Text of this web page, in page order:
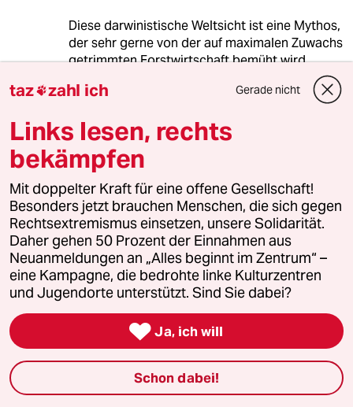
Diese darwinistische Weltsicht ist eine Mythos,
der sehr gerne von der auf maximalen Zuwachs
getrimmten Forstwirtschaft bemüht wird.
UBC/Canada, Entdeckerin des WoodWideWeb
Interview zu diesem Thema :
emergencemagazine....g-the-mother-tree/
Das Bäume keine Teamplayer sind ist eine
Aussage, wissenschaftlich widerlegt ist!
Sie unterstützen sich bei Bedarf gegenseitig,
sogar baumartübergreifend, u.a. mit Hilfe von
Mykhorizza-Pilzen, indem sie Nährstoffe
austauschen, über Botenstoffe kommunizieren
etc.
siehe den wunderbaren TED-Talk:
www.ted.com/talks/...script?language=de
"....Waldumbau heißt dieser Vorgang in
Fachkreisen. Baum­arten müssen her, die mit
taz zahl ich Gerade nicht
Links lesen, rechts
bekämpfen
Mit doppelter Kraft für eine offene Gesellschaft!
Besonders jetzt brauchen Menschen, die sich gegen
Rechtsextremismus einsetzen, unsere Solidarität.
Daher gehen 50 Prozent der Einnahmen aus
Neuanmeldungen an „Alles beginnt im Zentrum“ –
eine Kampagne, die bedrohte linke Kulturzentren
und Jugendorte unterstützt. Sind Sie dabei?
 Ja, ich will
Schon dabei!